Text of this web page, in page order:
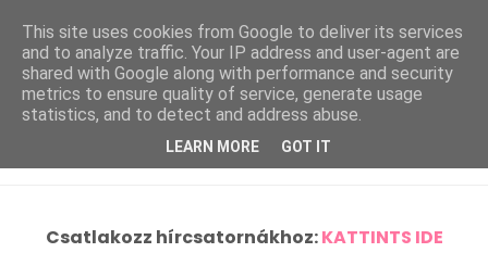
Csatlakozz hírcsatornákhoz:KATTINTS IDE
This site uses cookies from Google to deliver its services
and to analyze traffic. Your IP address and user-agent are
shared with Google along with performance and security
metrics to ensure quality of service, generate usage
statistics, and to detect and address abuse.
LEARN MORE GOT IT